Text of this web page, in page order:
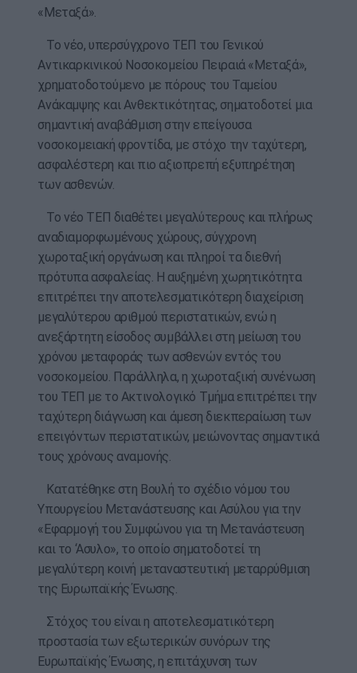
«Μεταξά».
Το νέο, υπερσύγχρονο ΤΕΠ του Γενικού
Αντικαρκινικού Νοσοκομείου Πειραιά «Μεταξά»,
χρηματοδοτούμενο με πόρους του Ταμείου
Ανάκαμψης και Ανθεκτικότητας, σηματοδοτεί μια
σημαντική αναβάθμιση στην επείγουσα
νοσοκομειακή φροντίδα, με στόχο την ταχύτερη,
ασφαλέστερη και πιο αξιοπρεπή εξυπηρέτηση
των ασθενών.
Το νέο ΤΕΠ διαθέτει μεγαλύτερους και πλήρως
αναδιαμορφωμένους χώρους, σύγχρονη
χωροταξική οργάνωση και πληροί τα διεθνή
πρότυπα ασφαλείας. Η αυξημένη χωρητικότητα
επιτρέπει την αποτελεσματικότερη διαχείριση
μεγαλύτερου αριθμού περιστατικών, ενώ η
ανεξάρτητη είσοδος συμβάλλει στη μείωση του
χρόνου μεταφοράς των ασθενών εντός του
νοσοκομείου. Παράλληλα, η χωροταξική συνένωση
του ΤΕΠ με το Ακτινολογικό Τμήμα επιτρέπει την
ταχύτερη διάγνωση και άμεση διεκπεραίωση των
επειγόντων περιστατικών, μειώνοντας σημαντικά
τους χρόνους αναμονής.
Κατατέθηκε στη Βουλή το σχέδιο νόμου του
Υπουργείου Μετανάστευσης και Ασύλου για την
«Εφαρμογή του Συμφώνου για τη Μετανάστευση
και το ‘Ασυλο», το οποίο σηματοδοτεί τη
μεγαλύτερη κοινή μεταναστευτική μεταρρύθμιση
της Ευρωπαϊκής Ένωσης.
Στόχος του είναι η αποτελεσματικότερη
προστασία των εξωτερικών συνόρων της
Ευρωπαϊκής Ένωσης, η επιτάχυνση των